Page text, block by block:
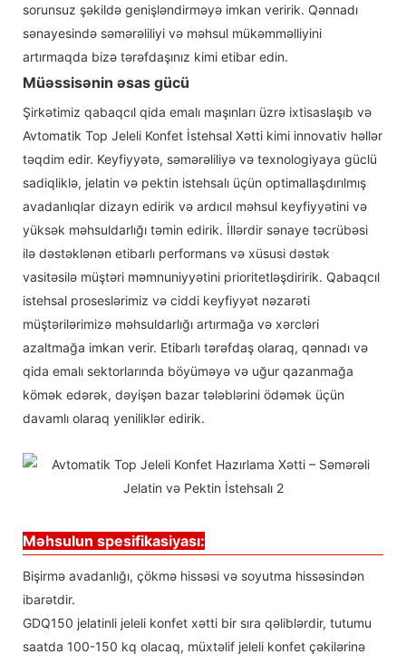
sorunsuz şəkildə genişləndirməyə imkan veririk. Qənnadı
sənayesində səmərəliliyi və məhsul mükəmməlliyini
artırmaqda bizə tərəfdaşınız kimi etibar edin.
Müəssisənin əsas gücü
Şirkətimiz qabaqcıl qida emalı maşınları üzrə ixtisaslaşıb və
Avtomatik Top Jeleli Konfet İstehsal Xətti kimi innovativ həllər
təqdim edir. Keyfiyyətə, səmərəliliyə və texnologiyaya güclü
sadiqliklə, jelatin və pektin istehsalı üçün optimallaşdırılmış
avadanlıqlar dizayn edirik və ardıcıl məhsul keyfiyyətini və
yüksək məhsuldarlığı təmin edirik. İllərdir sənaye təcrübəsi
ilə dəstəklənən etibarlı performans və xüsusi dəstək
vasitəsilə müştəri məmnuniyyətini prioritetləşdiririk. Qabaqcıl
istehsal proseslərimiz və ciddi keyfiyyət nəzarəti
müştərilərimizə məhsuldarlığı artırmağa və xərcləri
azaltmağa imkan verir. Etibarlı tərəfdaş olaraq, qənnadı və
qida emalı sektorlarında böyüməyə və uğur qazanmağa
kömək edərək, dəyişən bazar tələblərini ödəmək üçün
davamlı olaraq yeniliklər edirik.
Məhsulun spesifikasiyası:
Bişirmə avadanlığı, çökmə hissəsi və soyutma hissəsindən
ibarətdir.
GDQ150 jelatinli jeleli konfet xətti bir sıra qəliblərdir, tutumu
saatda 100-150 kq olacaq, müxtəlif jeleli konfet çəkilərinə